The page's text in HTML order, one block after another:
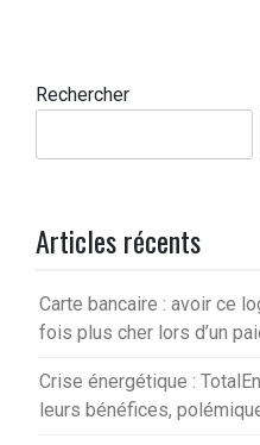
Rechercher
Articles récents
Carte bancaire : avoir ce
fois plus cher lors d’un
Crise énergétique :
leurs bénéfices,